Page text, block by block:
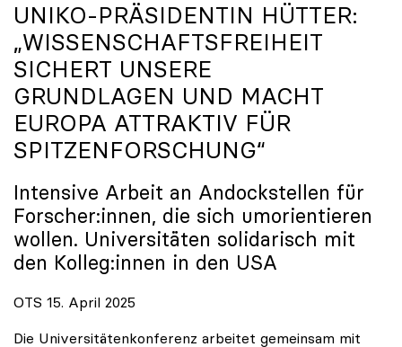
UNIKO-PRÄSIDENTIN HÜTTER:
„WISSENSCHAFTSFREIHEIT
SICHERT UNSERE
GRUNDLAGEN UND MACHT
EUROPA ATTRAKTIV FÜR
SPITZENFORSCHUNG“
Intensive Arbeit an Andockstellen für
Forscher:innen, die sich umorientieren
wollen. Universitäten solidarisch mit
den Kolleg:innen in den USA
OTS 15. April 2025
Die Universitätenkonferenz arbeitet gemeinsam mit